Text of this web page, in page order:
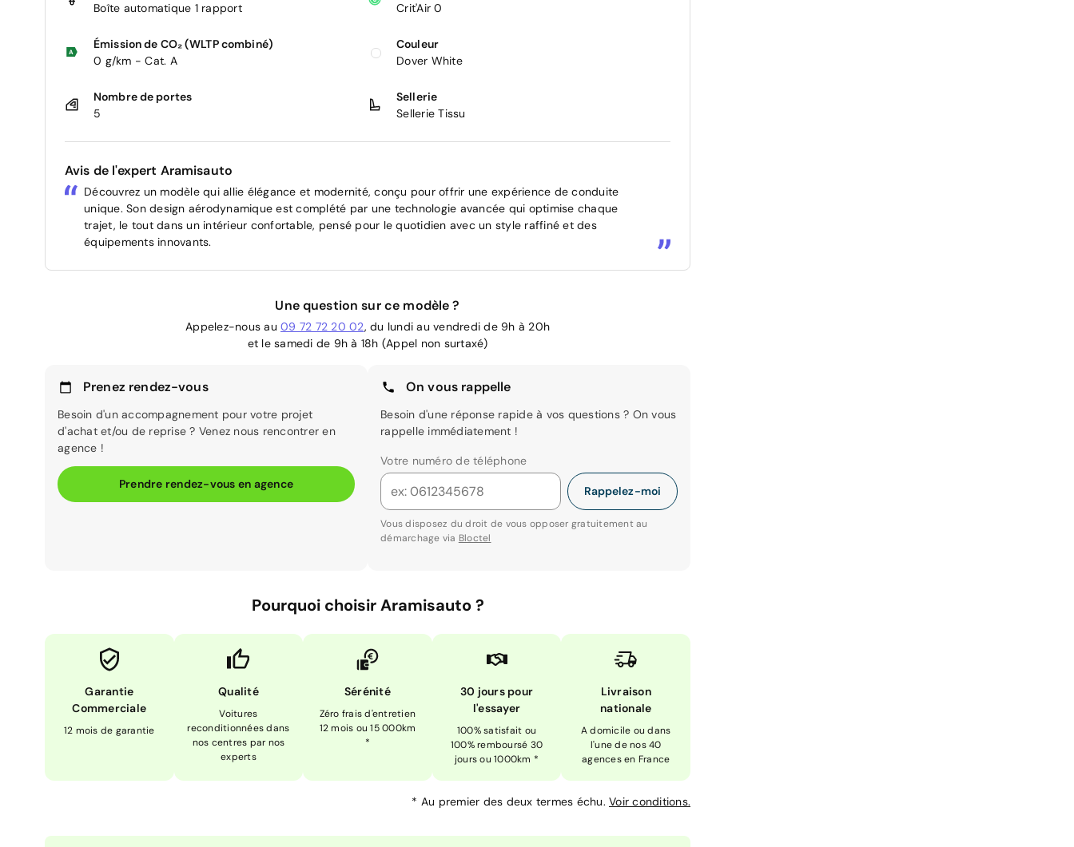
Boîte automatique 1 rapport
Crit'Air 0
Émission de CO₂ (WLTP combiné)
0 g/km - Cat. A
Couleur
Dover White
Nombre de portes
5
Sellerie
Sellerie Tissu
Avis de l'expert Aramisauto
Découvrez un modèle qui allie élégance et modernité, conçu pour offrir une expérience de conduite
unique. Son design aérodynamique est complété par une technologie avancée qui optimise chaque
trajet, le tout dans un intérieur confortable, pensé pour le quotidien avec un style raffiné et des
équipements innovants.
Une question sur ce modèle ?
Appelez-nous au 09 72 72 20 02, du lundi au vendredi de 9h à 20h
et le samedi de 9h à 18h (Appel non surtaxé)
Prenez rendez-vous
Besoin d'un accompagnement pour votre projet
d'achat et/ou de reprise ? Venez nous rencontrer en
agence !
Prendre rendez-vous en agence
On vous rappelle
Besoin d'une réponse rapide à vos questions ? On vous
rappelle immédiatement !
Votre numéro de téléphone
Rappelez-moi
Vous disposez du droit de vous opposer gratuitement au
démarchage via Bloctel
Pourquoi choisir Aramisauto ?
Garantie
Commerciale
12 mois de garantie
Qualité
Voitures
reconditionnées dans
nos centres par nos
experts
Sérénité
Zéro frais d'entretien
12 mois ou 15 000km
*
30 jours pour
l'essayer
100% satisfait ou
100% remboursé 30
jours ou 1000km *
Livraison
nationale
A domicile ou dans
l'une de nos 40
agences en France
* Au premier des deux termes échu. Voir conditions.